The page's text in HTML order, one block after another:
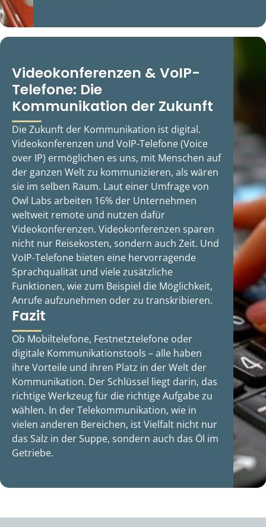
Videokonferenzen & VoIP-
Telefone: Die
Kommunikation der Zukunft
Die Zukunft der Kommunikation ist digital.
Videokonferenzen und VoIP-Telefone (Voice
over IP) ermöglichen es uns, mit Menschen auf
der ganzen Welt zu kommunizieren, als wären
sie im selben Raum. Laut einer Umfrage von
Owl Labs arbeiten 16% der Unternehmen
weltweit remote und nutzen dafür
Videokonferenzen. Videokonferenzen sparen
nicht nur Reisekosten, sondern auch Zeit. Und
VoIP-Telefone bieten eine hervorragende
Sprachqualität und viele zusätzliche
Funktionen, wie zum Beispiel die Möglichkeit,
Anrufe aufzunehmen oder zu transkribieren.
Fazit
Ob Mobiltelefone, Festnetztelefone oder
digitale Kommunikationstools – alle haben
ihre Vorteile und ihren Platz in der Welt der
Kommunikation. Der Schlüssel liegt darin, das
richtige Werkzeug für die richtige Aufgabe zu
wählen. In der Telekommunikation, wie in
vielen anderen Bereichen, ist Vielfalt nicht nur
das Salz in der Suppe, sondern auch das Öl im
Getriebe.